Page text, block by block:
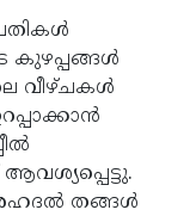
കുഴപ്പങ്ങൾ
വീഴ്ചകൾ
അഹദൽ തങ്ങൾ